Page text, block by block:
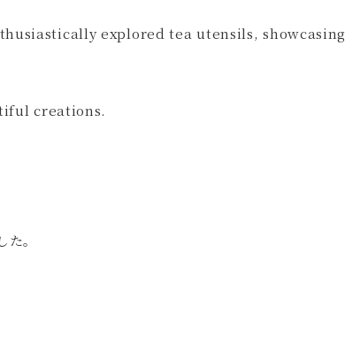
explored tea utensils, showcasing
creations.
。